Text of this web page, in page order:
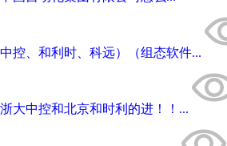
中控、和利时、科远）（组态软件...
浙大中控和北京和时利的进！！...